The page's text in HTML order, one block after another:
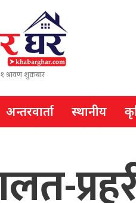
श्रावण शुक्रबार
अन्तरवार्ता स्थानीय